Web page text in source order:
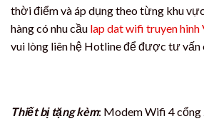
thời điểm và áp dụng theo từng khu
hàng có nhu cầu lap dat wifi truyen
vui lòng liên hệ Hotline để được tư vấn
Thiết bị tặng kèm: Modem Wifi 4 cổng